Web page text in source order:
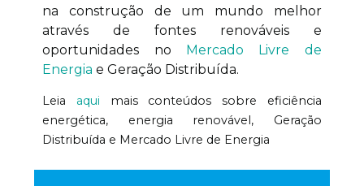
na construção de um mundo melhor
através de fontes renováveis e
oportunidades no Mercado Livre de
Energia e Geração Distribuída.
Leia aqui mais conteúdos sobre eficiência
energética, energia renovável, Geração
Distribuída e Mercado Livre de Energia